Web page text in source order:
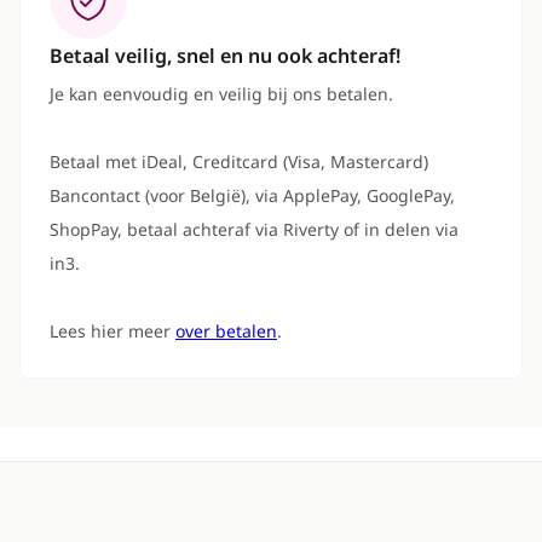
Betaal veilig, snel en nu ook achteraf!
Je kan eenvoudig en veilig bij ons betalen.
Betaal met iDeal, Creditcard (Visa, Mastercard)
Bancontact (voor België), via ApplePay, GooglePay,
ShopPay, betaal achteraf via Riverty of in delen via
in3.
Lees hier meer over betalen.